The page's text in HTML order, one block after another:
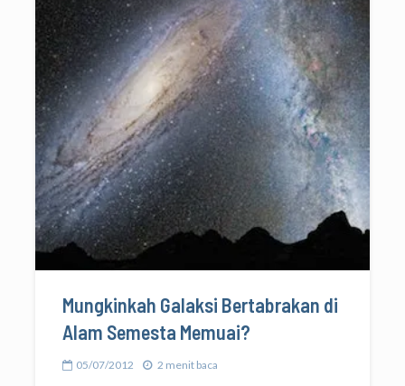
Mungkinkah Galaksi Bertabrakan di
Alam Semesta Memuai?
05/07/2012 2 menit baca